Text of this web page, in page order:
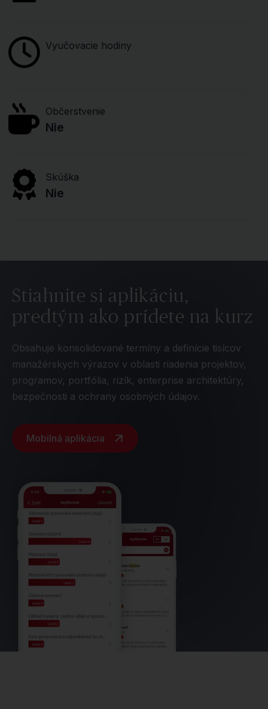
Vyučovacie hodiny
Občerstvenie
Nie
Skúška
Nie
Stiahnite si aplikáciu,
predtým ako prídete na kurz
Obsahuje konsolidované termíny a definície tisícov
manažérskych výrazov v oblasti riadenia projektov,
programov, portfólia, rizík, enterprise architektúry,
bezpečnosti a ochrany osobných údajov.
Mobilná aplikácia